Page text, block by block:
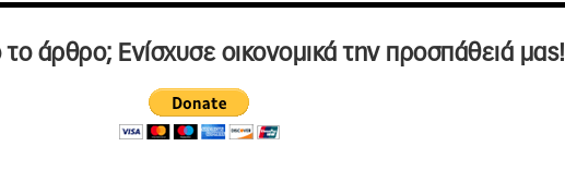
άρθρο; Ενίσχυσε οικονομικά την προσπάθειά μας!